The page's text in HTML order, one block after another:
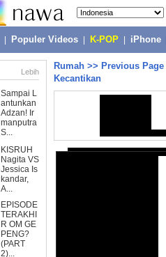
Populer Videos K-POP iPhone
Lebih
Sampai L
antunkan
Adzan! Ir
manputra
S...
KISRUH
Nagita VS
Jessica Is
kandar,
A...
EPISODE
TERAKHI
R OM GE
PENG?
(PART
2)...
Rumah >> Previous Page
Kecantikan